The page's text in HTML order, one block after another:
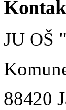
JU OŠ
88420